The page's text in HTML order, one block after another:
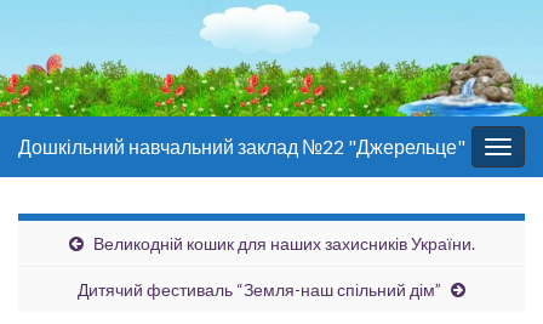
Дошкільний навчальний заклад №22 "Джерельце"
Великодній кошик для наших захисників України.
Дитячий фестиваль “Земля-наш спільний дім”